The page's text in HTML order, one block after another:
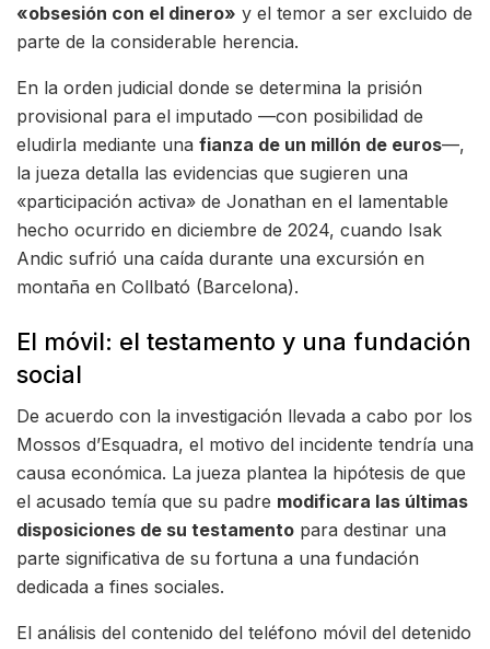
«obsesión con el dinero» y el temor a ser excluido de
parte de la considerable herencia.
En la orden judicial donde se determina la prisión
provisional para el imputado —con posibilidad de
eludirla mediante una fianza de un millón de euros—,
la jueza detalla las evidencias que sugieren una
«participación activa» de Jonathan en el lamentable
hecho ocurrido en diciembre de 2024, cuando Isak
Andic sufrió una caída durante una excursión en
montaña en Collbató (Barcelona).
El móvil: el testamento y una fundación
social
De acuerdo con la investigación llevada a cabo por los
Mossos d’Esquadra, el motivo del incidente tendría una
causa económica. La jueza plantea la hipótesis de que
el acusado temía que su padre modificara las últimas
disposiciones de su testamento para destinar una
parte significativa de su fortuna a una fundación
dedicada a fines sociales.
El análisis del contenido del teléfono móvil del detenido